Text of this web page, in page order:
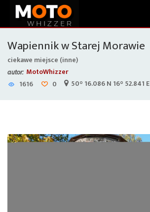
Wapiennik w Starej Morawie
ciekawe miejsce (inne)
autor: MotoWhizzer
1616
0 50° 16.086 N 16° 52.841 E